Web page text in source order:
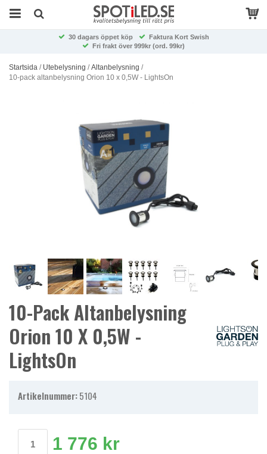
30 dagars öppet köp
Faktura Kort Swish
Fri frakt över 999kr (ord. 99kr)
Startsida / Utebelysning /Altanbelysning /
10-pack altanbelysning Orion 10 x 0,5W - LightsOn
10-Pack Altanbelysning
Orion 10 X 0,5W -
LightsOn
Artikelnummer:5104
1 776 kr